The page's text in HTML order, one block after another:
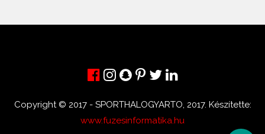
Copyright © 2017 - SPORTHALOGYARTO, 2017. Készítette:
www.fuzesinformatika.hu